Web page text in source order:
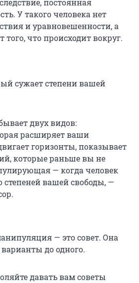
постоянная
У такого человека нет
и уравновешенности, а
того, что происходит вокруг.
сужает степени вашей
двух видов:
расширяет ваши
горизонты, показывает
которые раньше вы не
— когда человек
степеней вашей свободы, —
— это совет. Она
до одного.
давать вам советы